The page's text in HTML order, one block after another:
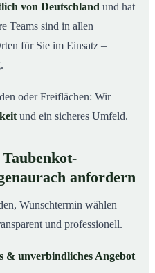
von Deutschland und hat
Teams sind in allen
für Sie im Einsatz –
oder Freiflächen: Wir
und ein sicheres Umfeld.
anfordern
Wunschtermin wählen –
und professionell.
& unverbindliches Angebot